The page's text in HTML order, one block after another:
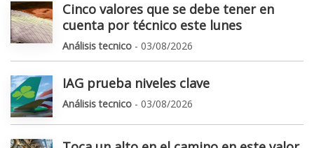
Cinco valores que se debe tener en
cuenta por técnico este lunes
Análisis tecnico - 03/08/2026
IAG prueba niveles clave
Análisis tecnico - 03/08/2026